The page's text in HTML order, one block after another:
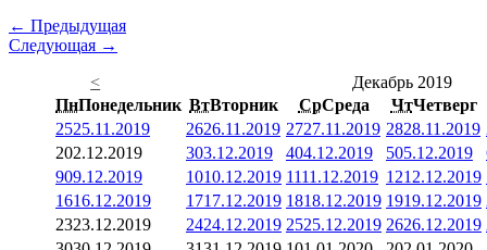
← Предыдущая
Следующая →
<
Декабрь 2019
ПнПонедельник ВтВторник СрСреда ЧтЧетверг
2525.11.2019 2626.11.2019 2727.11.2019 2828.11.2019
202.12.2019 303.12.2019 404.12.2019 505.12.2019
909.12.2019 1010.12.2019 1111.12.2019 1212.12.2019
1616.12.2019 1717.12.2019 1818.12.2019 1919.12.2019
2323.12.2019 2424.12.2019 2525.12.2019 2626.12.2019